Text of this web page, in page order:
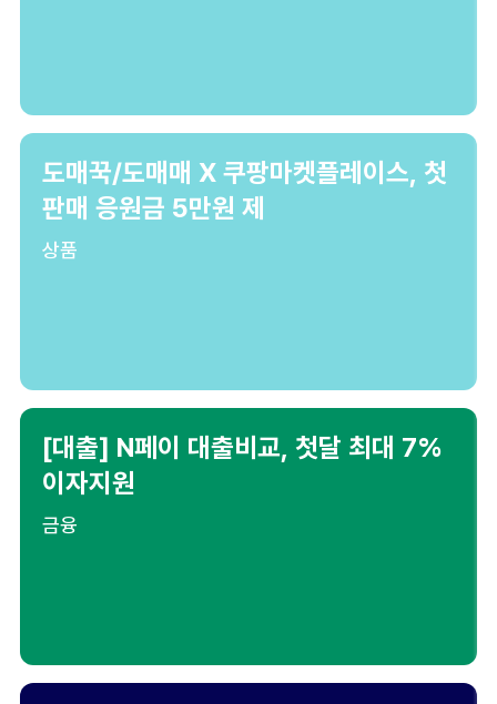
도매꾹/도매매 X 쿠팡마켓플레이스, 첫
판매 응원금 5만원 제
상품
[대출] N페이 대출비교, 첫달 최대 7%
이자지원
금융